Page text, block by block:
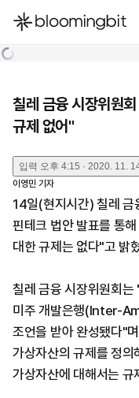
한국어
칠레 금융 시장위원
규제 없어"
입력 오후 4:15 · 2020. 11.
이영민 기자
14일(현지시간) 칠레 금
핀테크 법안 발표를 통
대한 규제는 없다"고 밝
칠레 금융 시장위원회
미주 개발은행(Inter-
조언을 받아 완성됐다"
가상자산의 규제를 정
가상자산에 대해서는